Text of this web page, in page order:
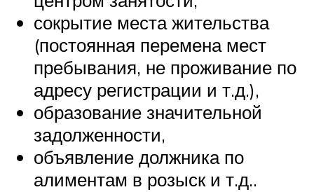
сокрытие места жительства
(постоянная перемена мест
пребывания, не проживание по
адресу регистрации и т.д.),
образование значительной
задолженности,
объявление должника по
алиментам в розыск и т.д..